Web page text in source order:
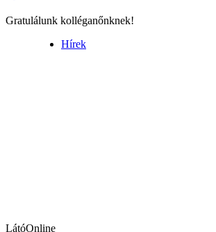
Gratulálunk kolléganőnknek!
Hírek
LátóOnline